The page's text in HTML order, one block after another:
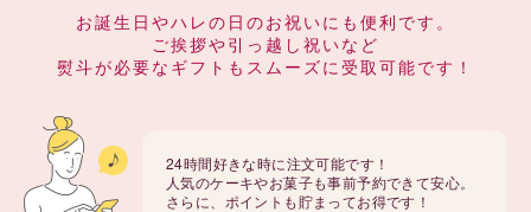
お誕生日やハレの日のお祝いにも便利です。
ご挨拶や引っ越し祝いなど
熨斗が必要なギフトもスムーズに受取可能です！
24時間好きな時に注文可能です！
人気のケーキやお菓子も事前予約できて安心。
さらに、ポイントも貯まってお得です！